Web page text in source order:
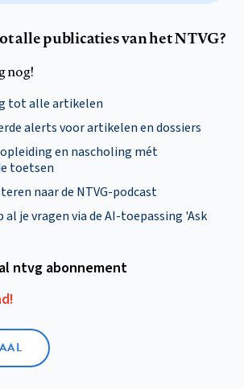
alle publicaties van het NTVG?
nog!
tot alle artikelen
alerts voor artikelen en dossiers
en nascholing mét
toetsen
naar de NTVG-podcast
je vragen via de AI-toepassing 'Ask
ntvg abonnement